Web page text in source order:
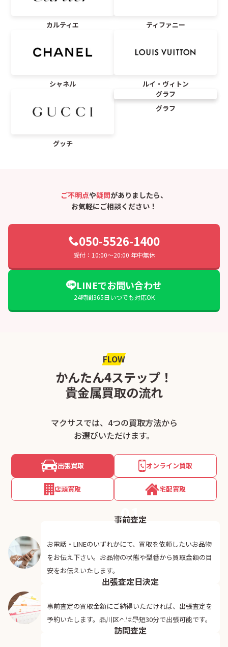
カルティエ ティファニー
シャネル ルイ・ヴィトン
グッチ
グラフ
グラフ
ご不明点や疑問がありましたら、
お気軽にご相談ください！
050-5526-1400
受付：10:00〜20:00 年中無休
LINEでお問い合わせ
24時間365日いつでも対応OK
FLOW
かんたん4ステップ！
貴金属買取の流れ
マクサスでは、4つの買取方法から
お選びいただけます。
出張買取 オンライン買取
店頭買取 宅配買取
01
事前査定
お電話・LINEのいずれかにて、買取を依頼したいお品物
をお伝え下さい。お品物の状態や型番から買取金額の目
安をお伝えいたします。
02
出張査定日決定
事前査定の買取金額にご納得いただければ、出張査定を
予約いたします。品川区へは最短30分で出張可能です。
03
訪問査定